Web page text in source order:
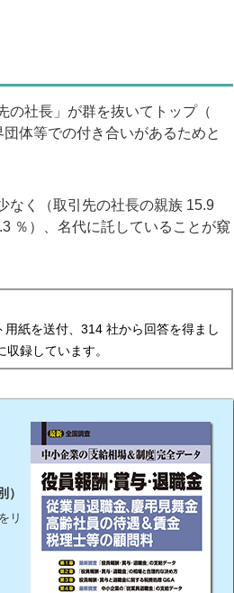
社長」が群を抜いてトップ（
体等での付き合いがあるためと
く（取引先の社長の親族 15.9
％）、名代に託していることが窺
紙を送付、314 社から回答を得まし
録しています。
リ